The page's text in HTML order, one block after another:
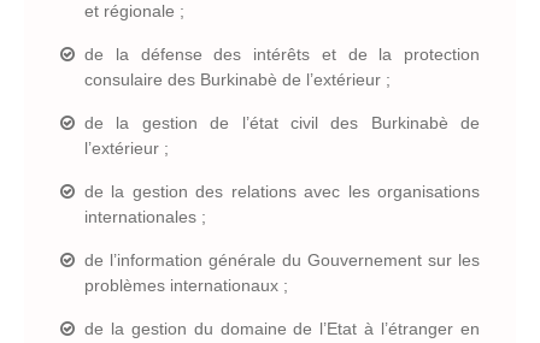
et régionale ;
de la défense des intérêts et de la protection
consulaire des Burkinabè de l’extérieur ;
de la gestion de l’état civil des Burkinabè de
l’extérieur ;
de la gestion des relations avec les organisations
internationales ;
de l’information générale du Gouvernement sur les
problèmes internationaux ;
de la gestion du domaine de l’Etat à l’étranger en